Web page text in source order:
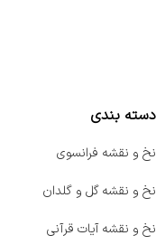
دسته بندی
نخ و نقشه فرانسوی
نخ و نقشه گل و گلدان
نخ و نقشه آیات قرآنی